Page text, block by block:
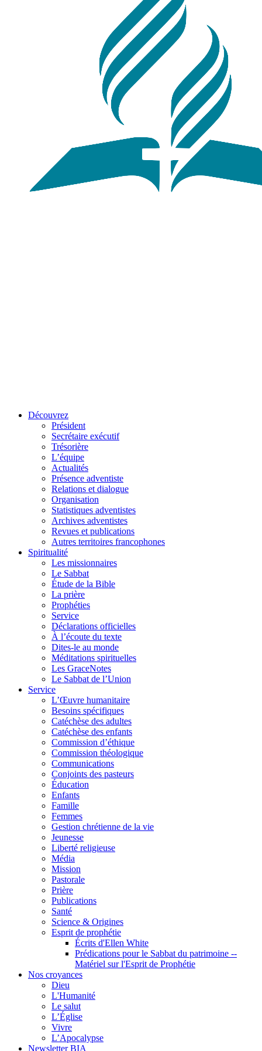
Découvrez
Président
Secrétaire exécutif
Trésorière
L’équipe
Actualités
Présence adventiste
Relations et dialogue
Organisation
Statistiques adventistes
Archives adventistes
Revues et publications
Autres territoires francophones
Spiritualité
Les missionnaires
Le Sabbat
Étude de la Bible
La prière
Prophéties
Service
Déclarations officielles
À l’écoute du texte
Dites-le au monde
Méditations spirituelles
Les GraceNotes
Le Sabbat de l’Union
Service
L’Œuvre humanitaire
Besoins spécifiques
Catéchèse des adultes
Catéchèse des enfants
Commission d’éthique
Commission théologique
Communications
Conjoints des pasteurs
Éducation
Enfants
Famille
Femmes
Gestion chrétienne de la vie
Jeunesse
Liberté religieuse
Média
Mission
Pastorale
Prière
Publications
Santé
Science & Origines
Esprit de prophétie
Écrits d'Ellen White
Prédications pour le Sabbat du patrimoine --
Matériel sur l'Esprit de Prophétie
Nos croyances
Dieu
L'Humanité
Le salut
L’Église
Vivre
L’Apocalypse
Newsletter BIA